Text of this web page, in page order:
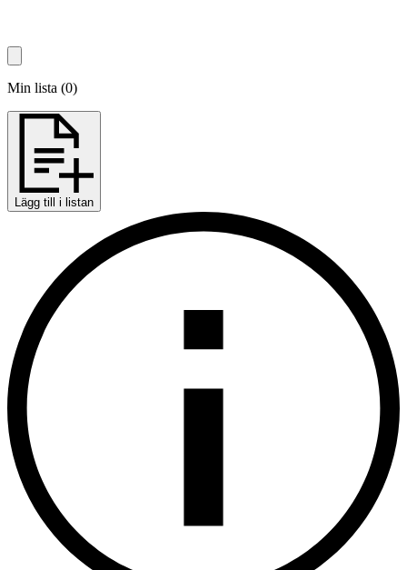
Min lista (0)
Lägg till i listan